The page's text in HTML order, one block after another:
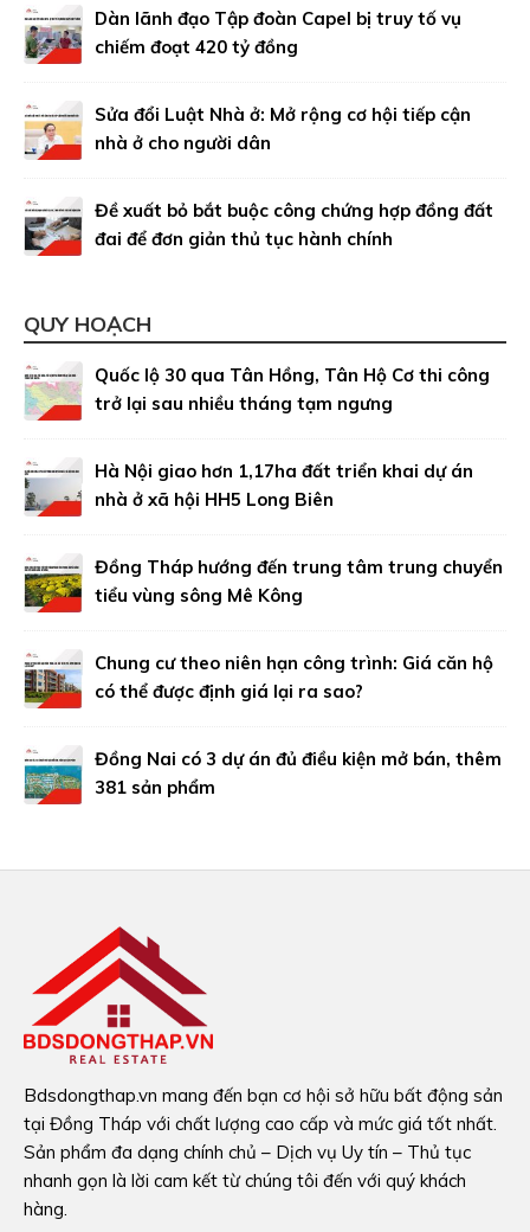
Dàn lãnh đạo Tập đoàn Capel bị truy tố vụ
chiếm đoạt 420 tỷ đồng
Sửa đổi Luật Nhà ở: Mở rộng cơ hội tiếp cận
nhà ở cho người dân
Đề xuất bỏ bắt buộc công chứng hợp đồng đất
đai để đơn giản thủ tục hành chính
QUY HOẠCH
Quốc lộ 30 qua Tân Hồng, Tân Hộ Cơ thi công
trở lại sau nhiều tháng tạm ngưng
Hà Nội giao hơn 1,17ha đất triển khai dự án
nhà ở xã hội HH5 Long Biên
Đồng Tháp hướng đến trung tâm trung chuyển
tiểu vùng sông Mê Kông
Chung cư theo niên hạn công trình: Giá căn hộ
có thể được định giá lại ra sao?
Đồng Nai có 3 dự án đủ điều kiện mở bán, thêm
381 sản phẩm
Bdsdongthap.vn mang đến bạn cơ hội sở hữu bất động sản
tại Đồng Tháp với chất lượng cao cấp và mức giá tốt nhất.
Sản phẩm đa dạng chính chủ – Dịch vụ Uy tín – Thủ tục
nhanh gọn là lời cam kết từ chúng tôi đến với quý khách
hàng.